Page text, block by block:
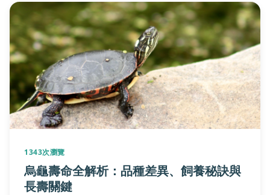
1343次瀏覽
烏龜壽命全解析：品種差異、飼養秘訣與
長壽關鍵